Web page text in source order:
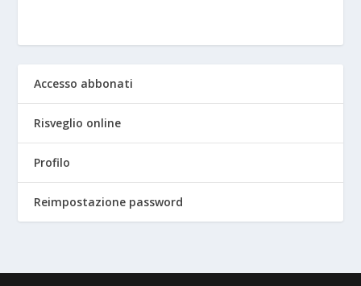
Accesso abbonati
Risveglio online
Profilo
Reimpostazione password